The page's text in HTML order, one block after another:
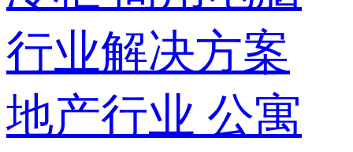
行业解决方案
地产行业 公寓